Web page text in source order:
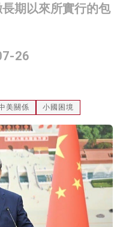
期以來所實行的包
26
美關係 小國困境